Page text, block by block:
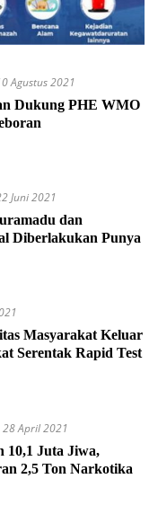
Agustus 2021
Dukung PHE WMO
Juni 2021
dan
Diberlakukan Punya
Masyarakat Keluar
Serentak Rapid Test
28 April 2021
10,1 Juta Jiwa,
2,5 Ton Narkotika